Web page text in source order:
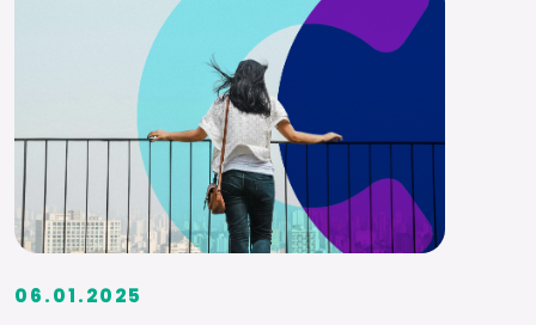
06.01.2025